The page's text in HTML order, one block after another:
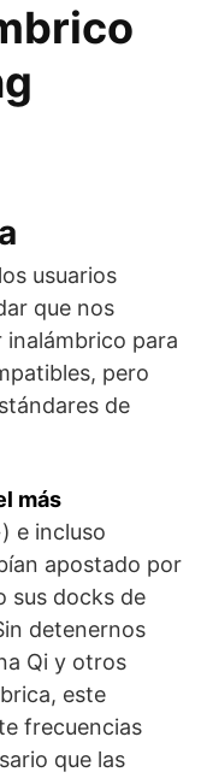
usuarios
que nos
para
pero
de
más
e incluso
apostado por
sus docks de
detenernos
Qi y otros
este
frecuencias
que las